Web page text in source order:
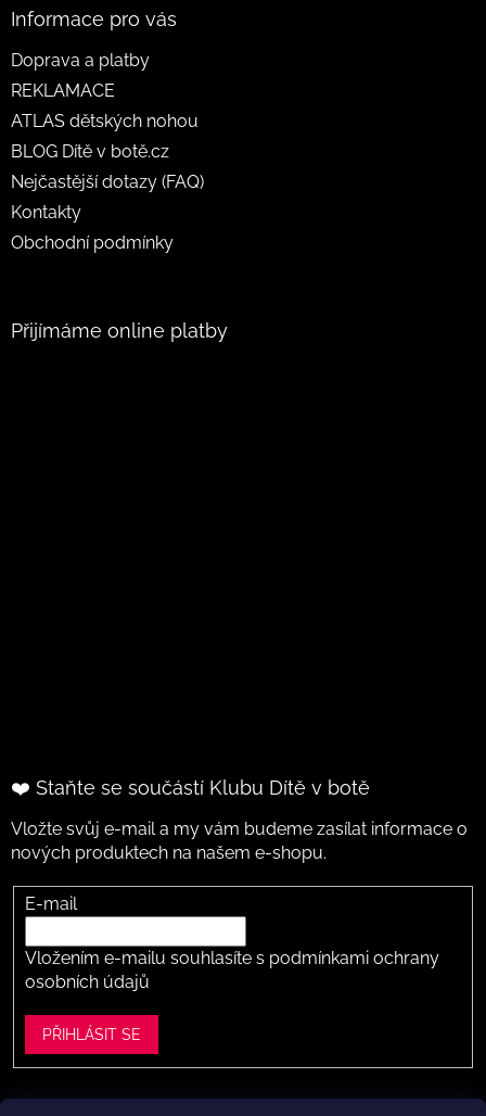
Informace pro vás
Doprava a platby
REKLAMACE
ATLAS dětských nohou
BLOG Dítě v botě.cz
Nejčastější dotazy (FAQ)
Kontakty
Obchodní podmínky
Přijímáme online platby
❤️ Staňte se součástí Klubu Dítě v botě
Vložte svůj e-mail a my vám budeme zasílat informace o
nových produktech na našem e-shopu.
E-mail
Vložením e-mailu souhlasíte s podmínkami ochrany
osobních údajů
PŘIHLÁSIT SE